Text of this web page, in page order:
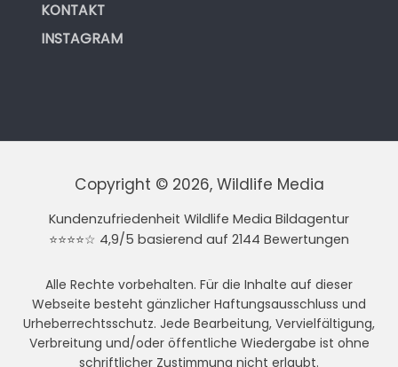
KONTAKT
INSTAGRAM
Copyright © 2026, Wildlife Media
Kundenzufriedenheit Wildlife Media Bildagentur
⭐⭐⭐⭐☆ 4,9/5 basierend auf 2144 Bewertungen
Alle Rechte vorbehalten. Für die Inhalte auf dieser
Webseite besteht gänzlicher Haftungsausschluss und
Urheberrechtsschutz. Jede Bearbeitung, Vervielfältigung,
Verbreitung und/oder öffentliche Wiedergabe ist ohne
schriftlicher Zustimmung nicht erlaubt.